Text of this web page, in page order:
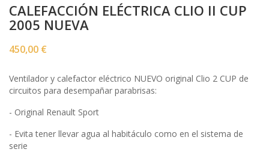
CALEFACCIÓN ELÉCTRICA CLIO II CUP
2005 NUEVA
450,00 €
Ventilador y calefactor eléctrico NUEVO original Clio 2 CUP de
circuitos para desempañar parabrisas:
- Original Renault Sport
- Evita tener llevar agua al habitáculo como en el sistema de
serie